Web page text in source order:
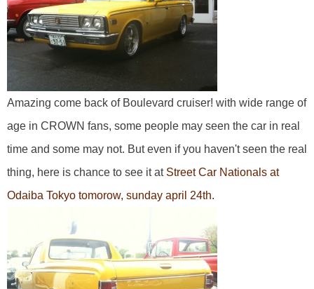
Amazing come back of Boulevard cruiser! with wide range of
age in CROWN fans, some people may seen the car in real
time and some may not. But even if you haven't seen the real
thing, here is chance to see it at Street Car Nationals at
Odaiba Tokyo tomorow, sunday april 24th.